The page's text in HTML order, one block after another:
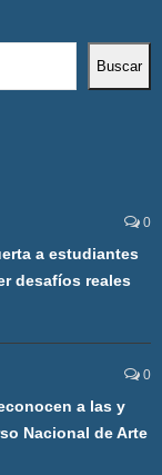
Buscar
0
a estudiantes
desafíos reales
0
a las y
Nacional de Arte